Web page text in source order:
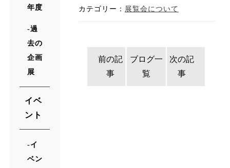
カテゴリー： 展覧会について
前の記
事
ブログ一
覧
次の記
事
年度
過
去の
企画
展
イベ
ント
イ
ベン